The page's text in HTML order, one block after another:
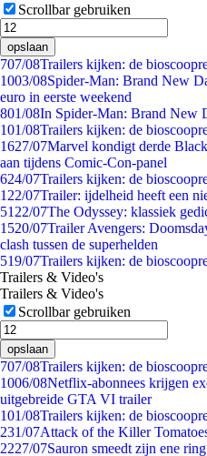
Scrollbar gebruiken
opslaan
707/08Trailers kijken: de
1003/08Spider-Man: Brand New
euro in eerste weekend
801/08In Spider-Man: Brand New
101/08Trailers kijken: de
1627/07Marvel kondigt derde
aan tijdens Comic-Con-panel
624/07Trailers kijken: de
1 22/07Trailer: ijdelheid heeft een
51 22/07The Odyssey: klassiek
1520/07Trailer Avengers:
clash tussen de superhelden
519/07Trailers kijken: de
Trailers & Video's
Trailers & Video's
Scrollbar gebruiken
opslaan
707/08Trailers kijken: de
1006/08Netflix-abonnees krijgen
uitgebreide GTA VI trailer
101/08Trailers kijken: de
231/07Attack of the Killer
2227/07Sauron smeedt zijn ene